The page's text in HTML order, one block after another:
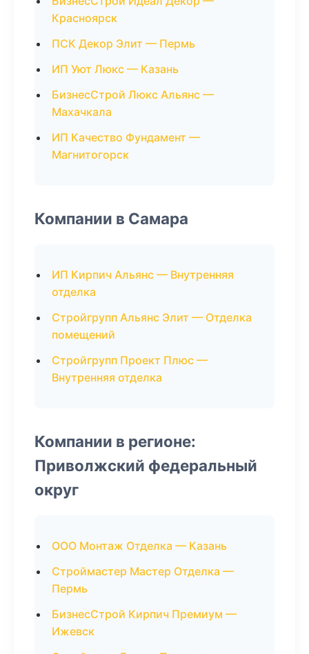
Красноярск
ПСК Декор Элит — Пермь
ИП Уют Люкс — Казань
БизнесСтрой Люкс Альянс —
Махачкала
ИП Качество Фундамент —
Магнитогорск
Компании в Самара
ИП Кирпич Альянс — Внутренняя
отделка
Стройгрупп Альянс Элит — Отделка
помещений
Стройгрупп Проект Плюс —
Внутренняя отделка
Компании в регионе:
Приволжский федеральный
округ
ООО Монтаж Отделка — Казань
Строймастер Мастер Отделка —
Пермь
БизнесСтрой Кирпич Премиум —
Ижевск